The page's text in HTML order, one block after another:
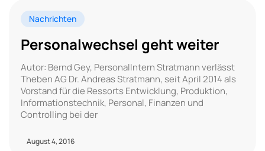
Nachrichten
Personalwechsel geht weiter
Autor: Bernd Gey, PersonalIntern Stratmann verlässt
Theben AG Dr. Andreas Stratmann, seit April 2014 als
Vorstand für die Ressorts Entwicklung, Produktion,
Informationstechnik, Personal, Finanzen und
Controlling bei der
August 4, 2016